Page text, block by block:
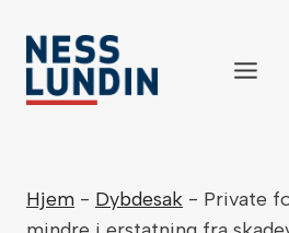
content
Hjem - Dybdesak - Private